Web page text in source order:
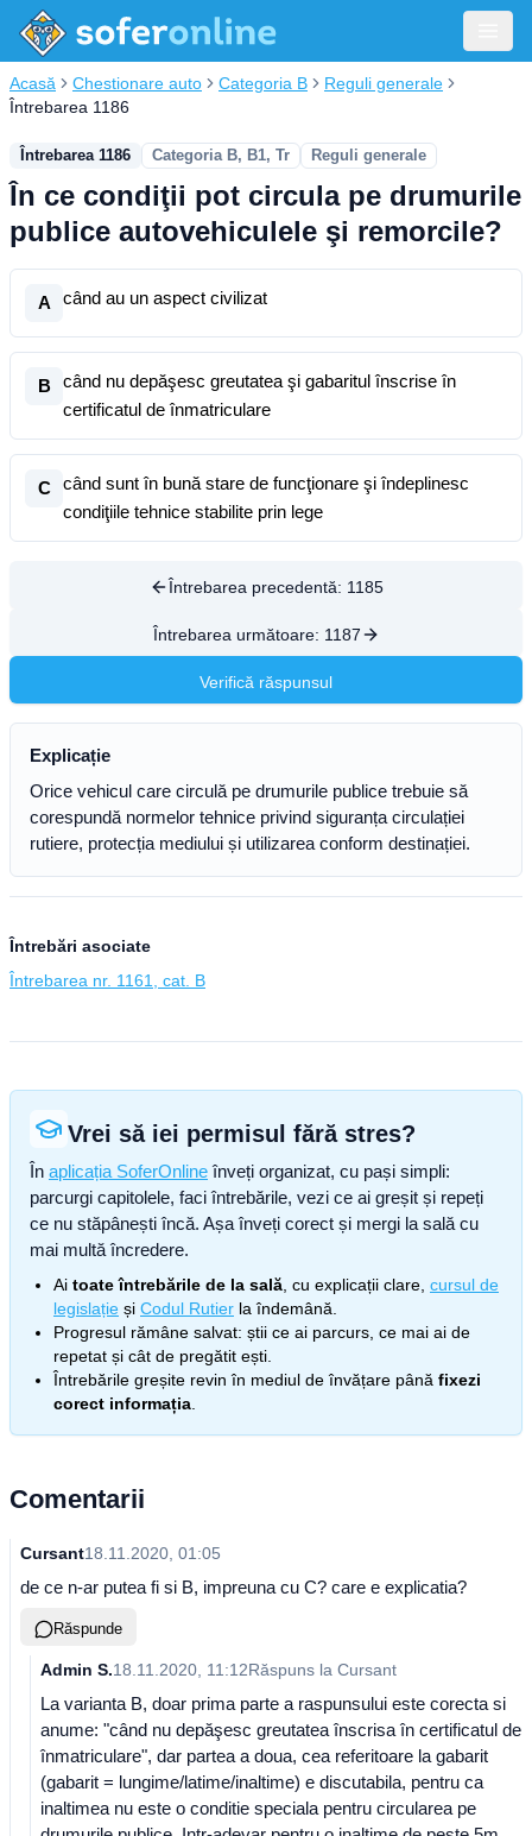
Acasă Chestionare auto Categoria B
Reguli generale
Întrebarea 1186
Întrebarea 1186 Categoria B, B1, Tr Reguli generale
În ce condiţii pot circula pe drumurile
publice autovehiculele şi remorcile?
A când au un aspect civilizat
B
când nu depăşesc greutatea şi gabaritul înscrise în
certificatul de înmatriculare
C
când sunt în bună stare de funcţionare şi îndeplinesc
condiţiile tehnice stabilite prin lege
Întrebarea precedentă: 1185
Întrebarea următoare: 1187
Verifică răspunsul
Explicație
Orice vehicul care circulă pe drumurile publice trebuie să
corespundă normelor tehnice privind siguranța circulației
rutiere, protecția mediului și utilizarea conform destinației.
Întrebări asociate
Întrebarea nr. 1161, cat. B
Vrei să iei permisul fără stres?
În aplicația SoferOnline înveți organizat, cu pași simpli:
parcurgi capitolele, faci întrebările, vezi ce ai greșit și repeți
ce nu stăpânești încă. Așa înveți corect și mergi la sală cu
mai multă încredere.
Ai toate întrebările de la sală , cu explicații clare, cursul de
legislație și Codul Rutier la îndemână.
Progresul rămâne salvat: știi ce ai parcurs, ce mai ai de
repetat și cât de pregătit ești.
Întrebările greșite revin în mediul de învățare până fixezi
corect informația
Comentarii
Cursant18.11.2020, 01:05
de ce n-ar putea fi si B, impreuna cu C? care e explicatia?
Răspunde
Admin S.18.11.2020, 11:12Răspuns la Cursant
La varianta B, doar prima parte a raspunsului este corecta si
anume: "când nu depăşesc greutatea înscrisa în certificatul de
înmatriculare", dar partea a doua, cea referitoare la gabarit
(gabarit = lungime/latime/inaltime) e discutabila, pentru ca
inaltimea nu este o conditie speciala pentru circularea pe